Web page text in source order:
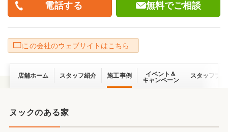
無料でご相談
この会社のウェブサイトはこちら
店舗ホーム スタッフ紹介 施工事例
イベント＆
キャンペーン
スタッフブ
ヌックのある家